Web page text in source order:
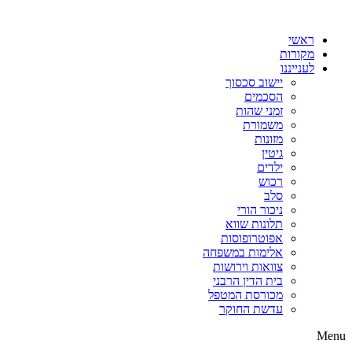
ראשי
מקורות
לענייננו
יישוב סכסוך
הסכמים
זמני שהות
משמורת
מזונות
גיטין
ילדים
רכוש
סלב
ניכור הורי
תלונות שווא
אפוטרופוסות
אלימות במשפחה
צוואות וירושות
בית הדין הרבני
מכורסת המטפל
עדשת החוקר
Menu